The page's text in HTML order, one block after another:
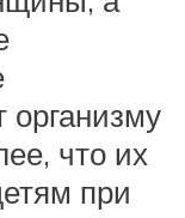
организму
что их
при